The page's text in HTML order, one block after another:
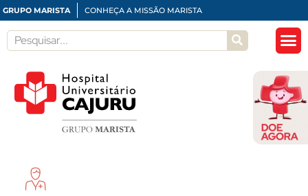
GRUPO MARISTA CONHEÇA A MISSÃO MARISTA